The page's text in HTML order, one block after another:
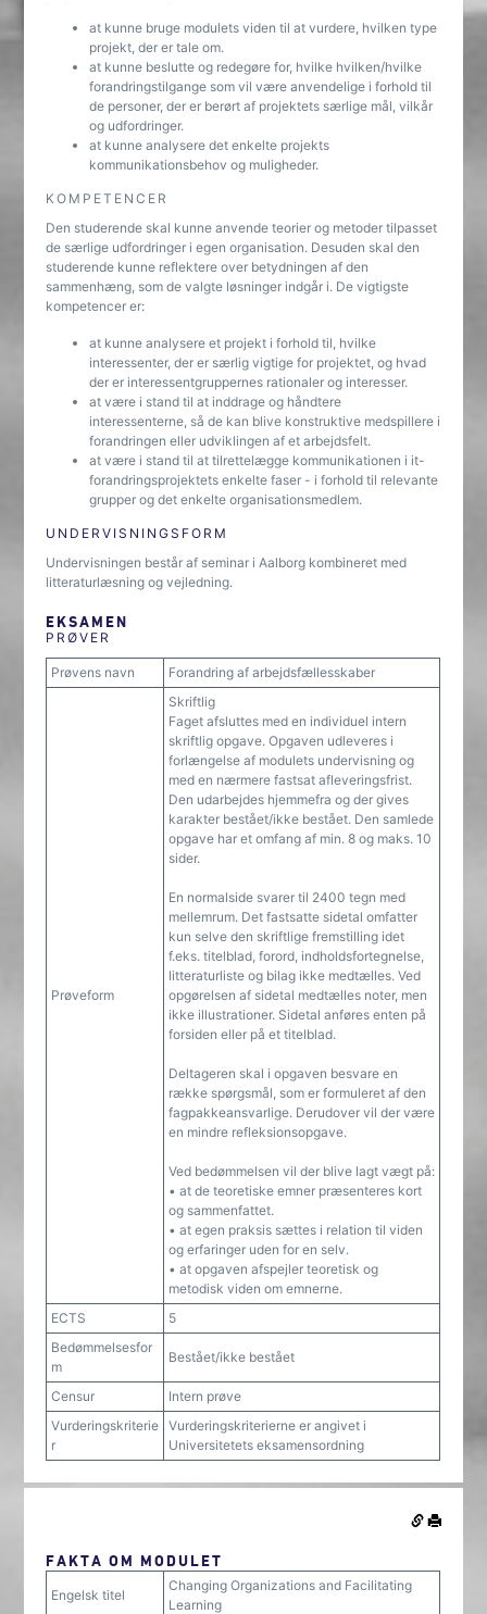
at kunne bruge modulets viden til at vurdere, hvilken type
projekt, der er tale om.
at kunne beslutte og redegøre for, hvilke hvilken/hvilke
forandringstilgange som vil være anvendelige i forhold til
de personer, der er berørt af projektets særlige mål, vilkår
og udfordringer.
at kunne analysere det enkelte projekts
kommunikationsbehov og muligheder.
KOMPETENCER
Den studerende skal kunne anvende teorier og metoder tilpasset
de særlige udfordringer i egen organisation. Desuden skal den
studerende kunne reflektere over betydningen af den
sammenhæng, som de valgte løsninger indgår i. De vigtigste
kompetencer er:
at kunne analysere et projekt i forhold til, hvilke
interessenter, der er særlig vigtige for projektet, og hvad
der er interessentgruppernes rationaler og interesser.
at være i stand til at inddrage og håndtere
interessenterne, så de kan blive konstruktive medspillere i
forandringen eller udviklingen af et arbejdsfelt.
at være i stand til at tilrettelægge kommunikationen i it-
forandringsprojektets enkelte faser - i forhold til relevante
grupper og det enkelte organisationsmedlem.
UNDERVISNINGSFORM
Undervisningen består af seminar i Aalborg kombineret med
litteraturlæsning og vejledning.
EKSAMEN
PRØVER
Prøvens navn Forandring af arbejdsfællesskaber
Prøveform
Skriftlig
Faget afsluttes med en individuel intern
skriftlig opgave. Opgaven udleveres i
forlængelse af modulets undervisning og
med en nærmere fastsat afleveringsfrist.
Den udarbejdes hjemmefra og der gives
karakter bestået/ikke bestået. Den samlede
opgave har et omfang af min. 8 og maks. 10
sider.
En normalside svarer til 2400 tegn med
mellemrum. Det fastsatte sidetal omfatter
kun selve den skriftlige fremstilling idet
f.eks. titelblad, forord, indholdsfortegnelse,
litteraturliste og bilag ikke medtælles. Ved
opgørelsen af sidetal medtælles noter, men
ikke illustrationer. Sidetal anføres enten på
forsiden eller på et titelblad.
Deltageren skal i opgaven besvare en
række spørgsmål, som er formuleret af den
fagpakkeansvarlige. Derudover vil der være
en mindre refleksionsopgave.
Ved bedømmelsen vil der blive lagt vægt på:
• at de teoretiske emner præsenteres kort
og sammenfattet.
• at egen praksis sættes i relation til viden
og erfaringer uden for en selv.
• at opgaven afspejler teoretisk og
metodisk viden om emnerne.
ECTS
5
Bedømmelsesfor
m
Bestået/ikke bestået
Censur
Intern prøve
Vurderingskriterie
r
Vurderingskriterierne er angivet i
Universitetets eksamensordning
FAKTA OM MODULET
Engelsk titel
Changing Organizations and Facilitating
Learning